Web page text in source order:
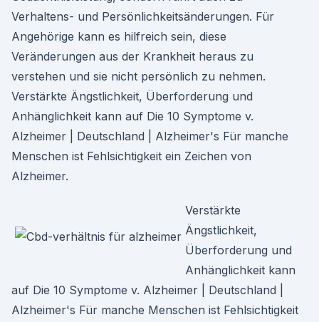
Verhaltens- und Persönlichkeitsänderungen. Für
Angehörige kann es hilfreich sein, diese
Veränderungen aus der Krankheit heraus zu
verstehen und sie nicht persönlich zu nehmen.
Verstärkte Ängstlichkeit, Überforderung und
Anhänglichkeit kann auf Die 10 Symptome v.
Alzheimer | Deutschland | Alzheimer's Für manche
Menschen ist Fehlsichtigkeit ein Zeichen von
Alzheimer.
Verstärkte
Ängstlichkeit,
Überforderung und
Anhänglichkeit kann
auf Die 10 Symptome v. Alzheimer | Deutschland |
Alzheimer's Für manche Menschen ist Fehlsichtigkeit